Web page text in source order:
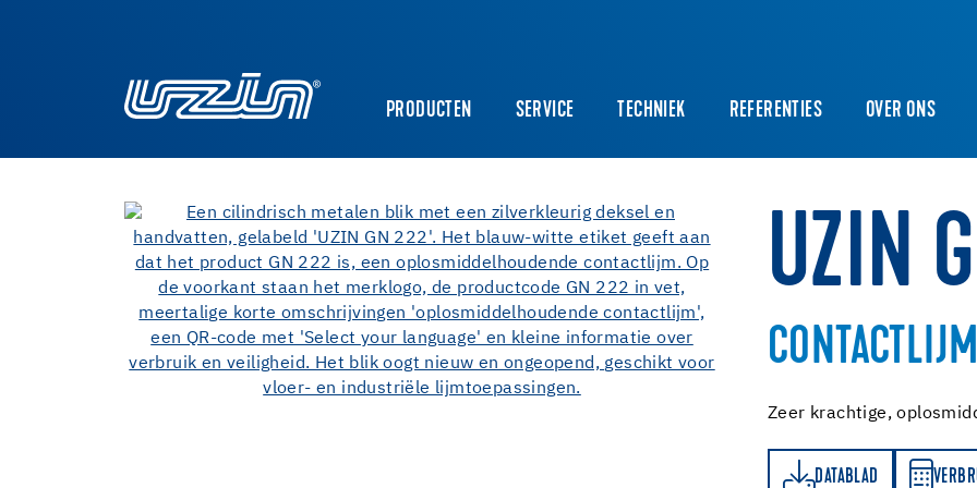
PRODUCTEN SERVICE TECHNIEK REFERENTIES OVER ONS
UZIN
Zeer krachtige,
DATABLAD
VERBRUIKSBEREKENER